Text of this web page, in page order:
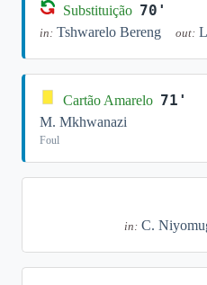
Substituição 70'
in: Tshwarelo Bereng out:
Cartão Amarelo 71'
M. Mkhwanazi
Foul
in: C.